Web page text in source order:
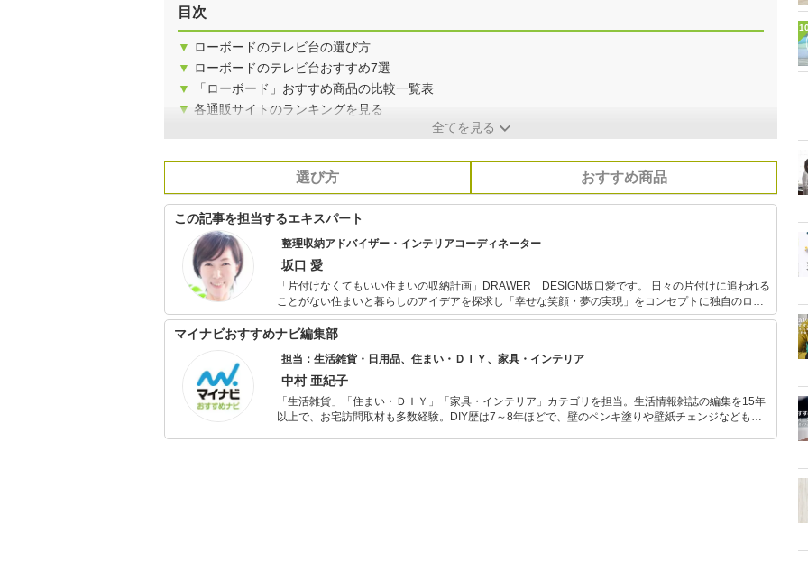
目次
▼ ローボードのテレビ台の選び方
▼ ローボードのテレビ台おすすめ7選
▼
「ローボード」おすすめ商品の比較一覧表
▼ 各通販サイトのランキングを見る
全てを見る
選び方 おすすめ商品
この記事を担当するエキスパート
整理収納アドバイザー・インテリアコーディネーター
坂口 愛
「片付けなくてもいい住まいの収納計画」DRAWER DESIGN坂口愛です。 日々の片付けに追われる
ことがない住まいと暮らしのアイデアを探求し「幸せな笑顔・夢の実現」をコンセプトに独自のロジ
ックによる「必ず片付く数の法則」「片づけなくてもいい住まいの収納計画」を提案。保有資格は整
理収納アドバイザー・インテリアコーディネーター・ライフスタイルプランナーを保有。 住まいづ
ルルーム設計など、全国にて活動中。
マイナビおすすめナビ編集部
担当：生活雑貨・日用品、住まい・ＤＩＹ、家具・インテリア
中村 亜紀子
「生活雑貨」「住まい・ＤＩＹ」「家具・インテリア」カテゴリを担当。生活情報雑誌の編集を15年
以上で、お宅訪問取材も多数経験。DIY歴は7～8年ほどで、壁のペンキ塗りや壁紙チェンジなどもチ